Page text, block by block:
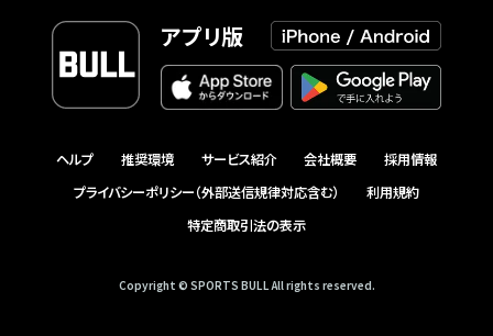
アプリ版
ヘルプ 推奨環境 サービス紹介 会社概要
採用情報
プライバシーポリシー（外部送信規律対応含む）
利用規約
特定商取引法の表示
Copyright © SPORTS BULL All rights reserved.